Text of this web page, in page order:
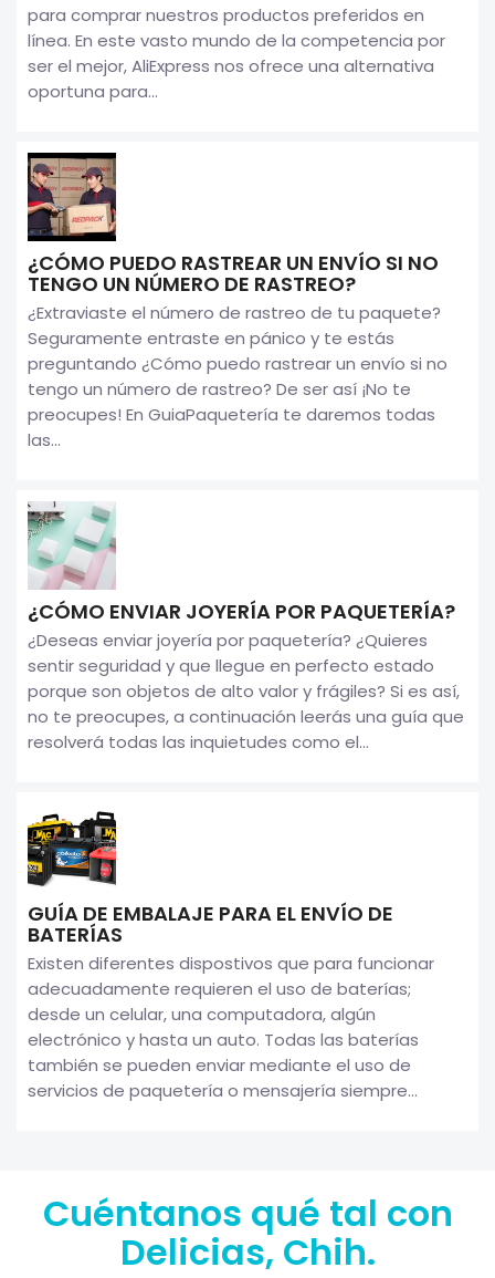
para comprar nuestros productos preferidos en
línea. En este vasto mundo de la competencia por
ser el mejor, AliExpress nos ofrece una alternativa
oportuna para...
¿CÓMO PUEDO RASTREAR UN ENVÍO SI NO
TENGO UN NÚMERO DE RASTREO?
¿Extraviaste el número de rastreo de tu paquete?
Seguramente entraste en pánico y te estás
preguntando ¿Cómo puedo rastrear un envío si no
tengo un número de rastreo? De ser así ¡No te
preocupes! En GuiaPaquetería te daremos todas
las...
¿CÓMO ENVIAR JOYERÍA POR PAQUETERÍA?
¿Deseas enviar joyería por paquetería? ¿Quieres
sentir seguridad y que llegue en perfecto estado
porque son objetos de alto valor y frágiles? Si es así,
no te preocupes, a continuación leerás una guía que
resolverá todas las inquietudes como el...
GUÍA DE EMBALAJE PARA EL ENVÍO DE
BATERÍAS
Existen diferentes dispostivos que para funcionar
adecuadamente requieren el uso de baterías;
desde un celular, una computadora, algún
electrónico y hasta un auto. Todas las baterías
también se pueden enviar mediante el uso de
servicios de paquetería o mensajería siempre...
Cuéntanos qué tal con
Delicias, Chih.